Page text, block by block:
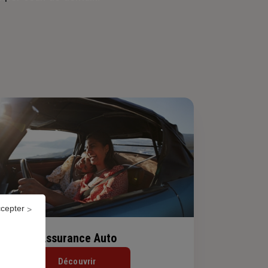
Assurance Auto
Découvrir